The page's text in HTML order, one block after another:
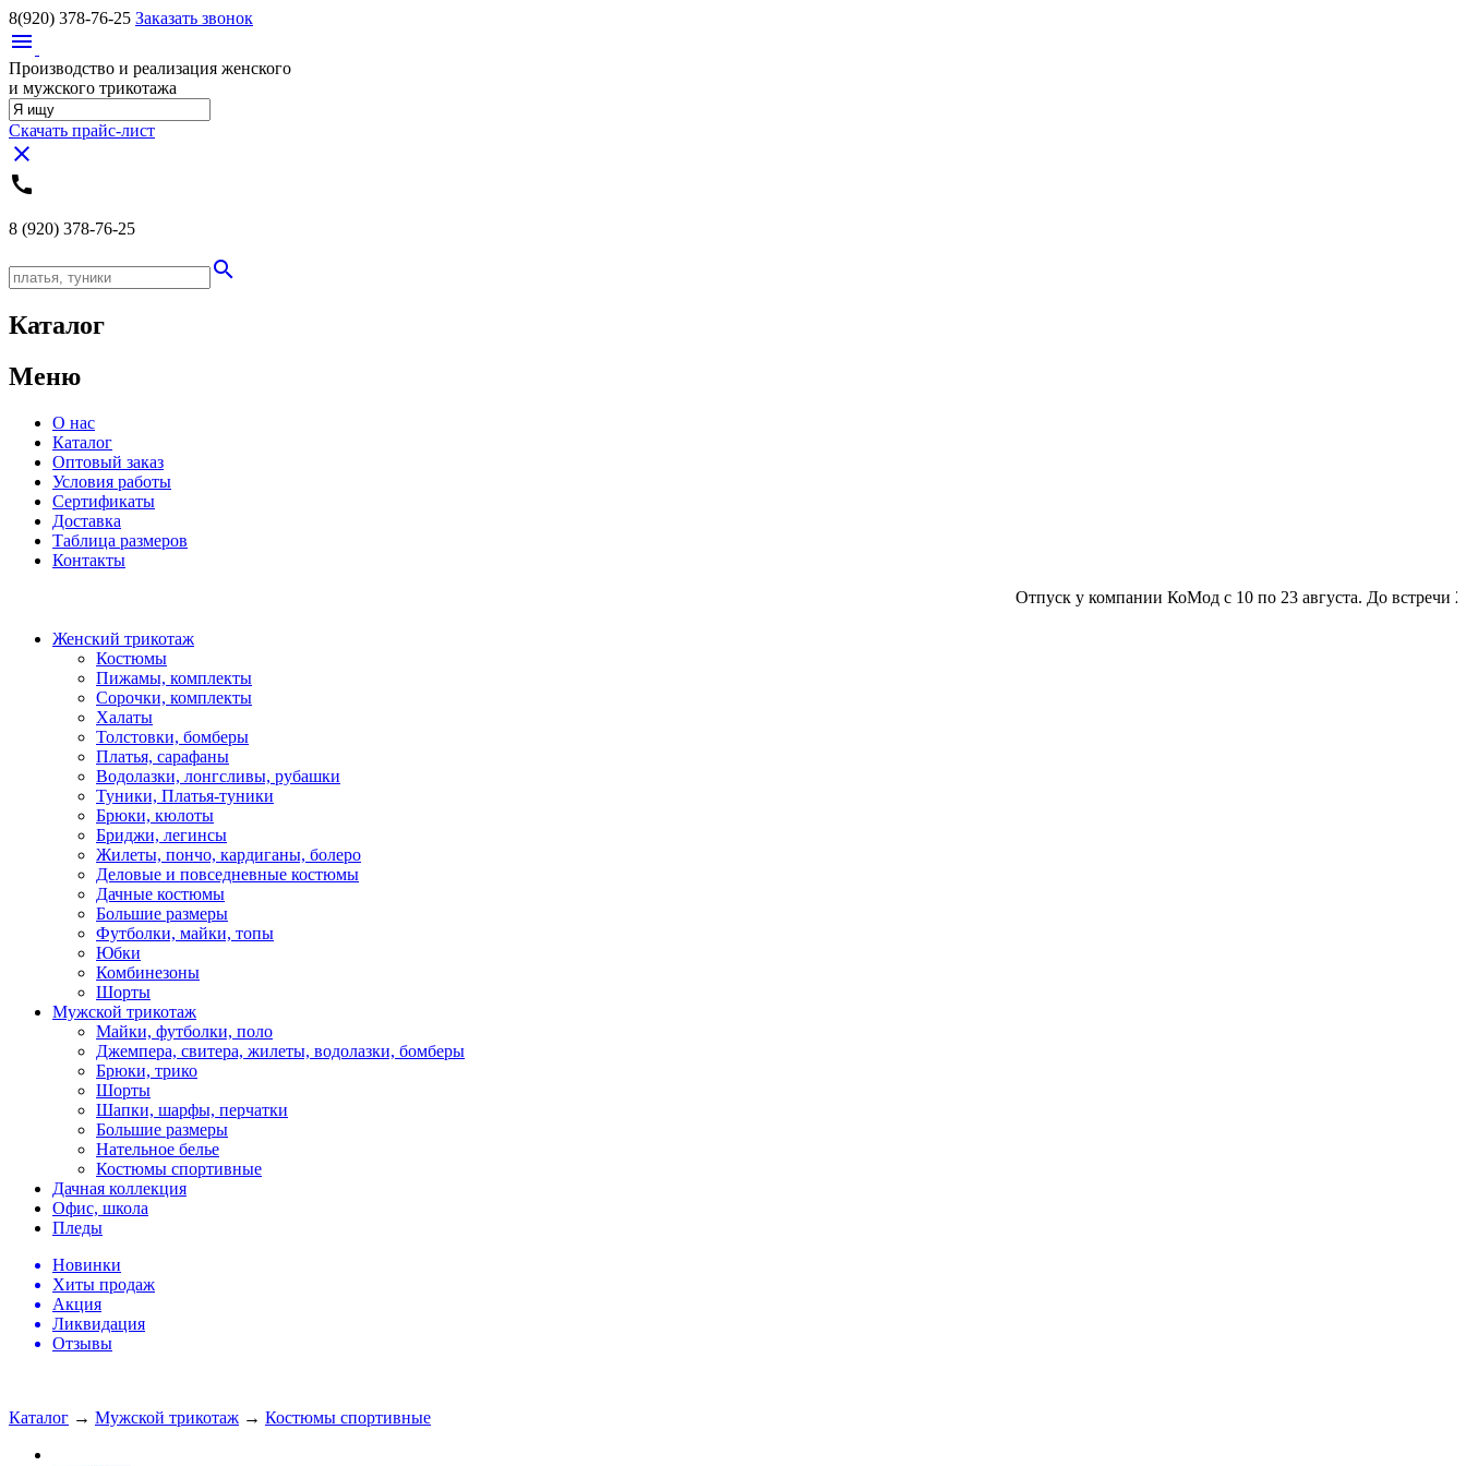
8(920) 378-76-25 Заказать звонок
menu
Производство и реализация женского
и мужского трикотажа
Скачать прайс-лист
close
call
8 (920) 378-76-25
search
Каталог
Меню
О нас
Каталог
Оптовый заказ
Условия работы
Сертификаты
Доставка
Таблица размеров
Контакты
Отпуск у компании КоМод с 10 по 23 августа. До встречи 24
Женский трикотаж
Костюмы
Пижамы, комплекты
Сорочки, комплекты
Халаты
Толстовки, бомберы
Платья, сарафаны
Водолазки, лонгсливы, рубашки
Туники, Платья-туники
Брюки, кюлоты
Бриджи, легинсы
Жилеты, пончо, кардиганы, болеро
Деловые и повседневные костюмы
Дачные костюмы
Большие размеры
Футболки, майки, топы
Юбки
Комбинезоны
Шорты
Мужской трикотаж
Майки, футболки, поло
Джемпера, свитера, жилеты, водолазки, бомберы
Брюки, трико
Шорты
Шапки, шарфы, перчатки
Большие размеры
Нательное белье
Костюмы спортивные
Дачная коллекция
Офис, школа
Пледы
Новинки
Хиты продаж
Акция
Ликвидация
Отзывы
Каталог → Мужской трикотаж → Костюмы спортивные